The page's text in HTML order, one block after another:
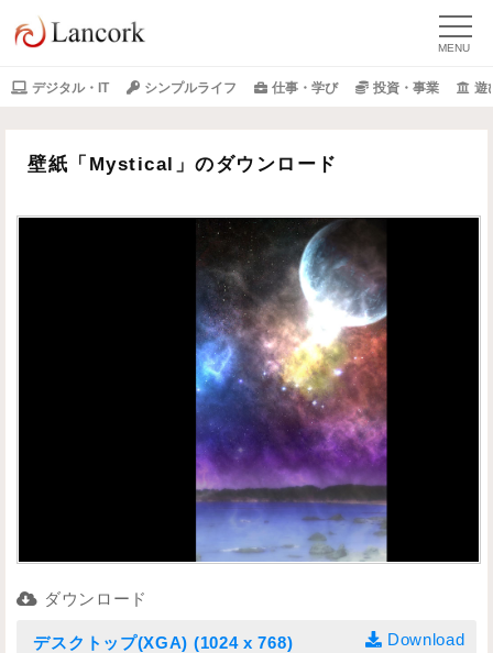
デジタル・IT シンプルライフ 仕事・学び 投資・事業 遊
壁紙「Mystical」のダウンロード
ダウンロード
デスクトップ(XGA) (1024 x 768) Download